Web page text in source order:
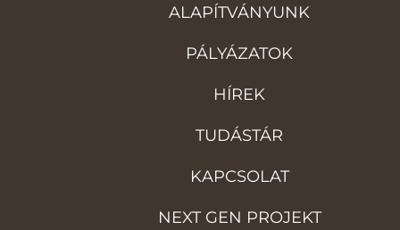
ALAPÍTVÁNYUNK
PÁLYÁZATOK
HÍREK
TUDÁSTÁR
KAPCSOLAT
NEXT GEN PROJEKT